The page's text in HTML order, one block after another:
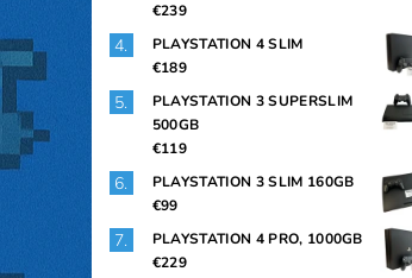
€239
PLAYSTATION 4 SLIM
€189
PLAYSTATION 3 SUPERSLIM
500GB
€119
PLAYSTATION 3 SLIM 160GB
€99
PLAYSTATION 4 PRO, 1000GB
€229